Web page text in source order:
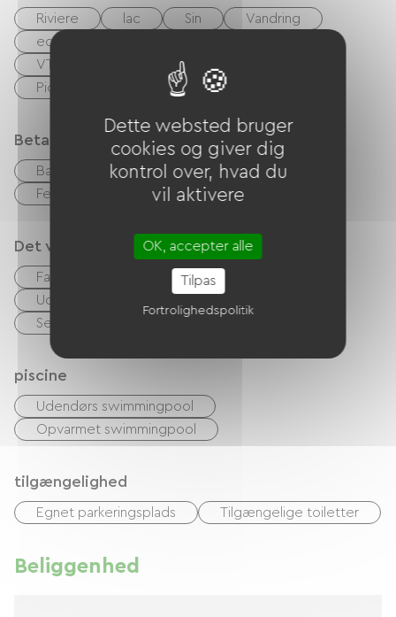
Riviere lac Sin
Vandring
equitation
VTT
Picnic område
Natklub
Betalingsmåder
Bank kort kontrol
Kontanter
Feriekuponer (ANCV)
Det vi er gode til
Fastfood
accepterede dyr
Udlejning af lagner
Serviceområde for autocampere
piscine
Udendørs swimmingpool
Opvarmet swimmingpool
tilgængelighed
Egnet parkeringsplads Tilgængelige toiletter
Beliggenhed
Dette websted bruger
cookies og giver dig
kontrol over, hvad du
vil aktivere
OK, accepter alle
Tilpas
Fortrolighedspolitik